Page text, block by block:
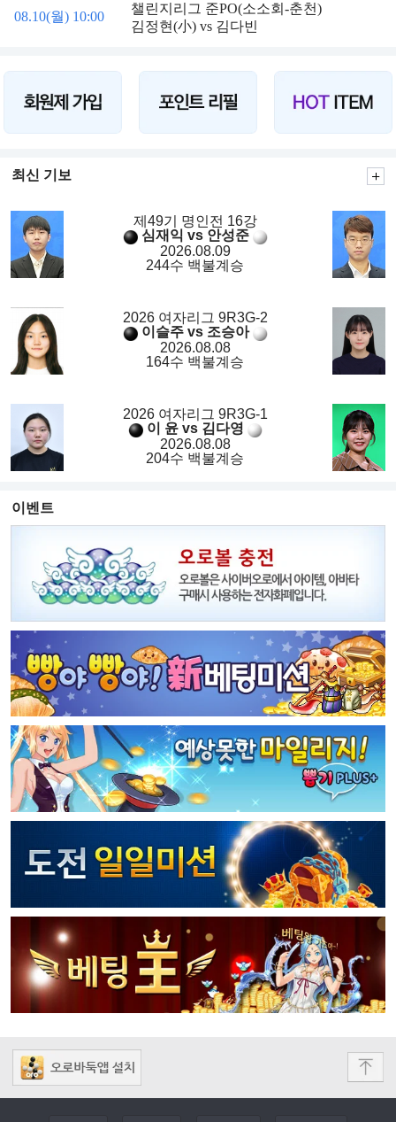
08.10(월) 10:00
챌린지리그 준PO(소소회-춘천)
김정현(小) vs 김다빈
최신 기보
제49기 명인전 16강
심재익 vs 안성준
2026.08.09
244수 백불계승
2026 여자리그 9R3G-2
이슬주 vs 조승아
2026.08.08
164수 백불계승
2026 여자리그 9R3G-1
이 윤 vs 김다영
2026.08.08
204수 백불계승
이벤트